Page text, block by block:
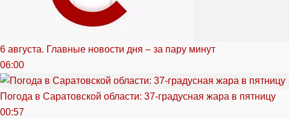
6 августа. Главные новости дня – за пару минут
06:00
Погода в Саратовской области: 37-градусная жара в пятницу
00:57